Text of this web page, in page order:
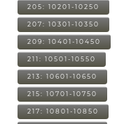
205: 10201-10250
207: 10301-10350
209: 10401-10450
211: 10501-10550
213: 10601-10650
215: 10701-10750
217: 10801-10850